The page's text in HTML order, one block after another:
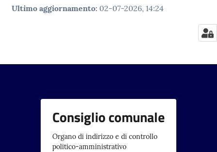
Ultimo aggiornamento: 02-07-2026, 14:24
Consiglio comunale
Organo di indirizzo e di controllo
politico-amministrativo